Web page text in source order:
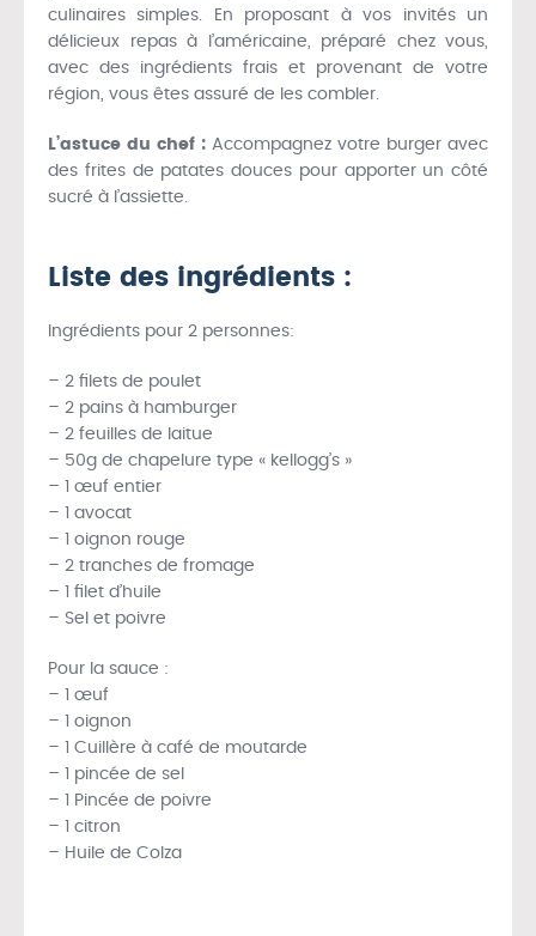
culinaires simples. En proposant à vos invités un
délicieux repas à l’américaine, préparé chez vous,
avec des ingrédients frais et provenant de votre
région, vous êtes assuré de les combler.
L’astuce du chef : Accompagnez votre burger avec
des frites de patates douces pour apporter un côté
sucré à l’assiette.
Liste des ingrédients :
Ingrédients pour 2 personnes:
– 2 filets de poulet
– 2 pains à hamburger
– 2 feuilles de laitue
– 50g de chapelure type « kellogg’s »
– 1 œuf entier
– 1 avocat
– 1 oignon rouge
– 2 tranches de fromage
– 1 filet d’huile
– Sel et poivre
Pour la sauce :
– 1 œuf
– 1 oignon
– 1 Cuillère à café de moutarde
– 1 pincée de sel
– 1 Pincée de poivre
– 1 citron
– Huile de Colza